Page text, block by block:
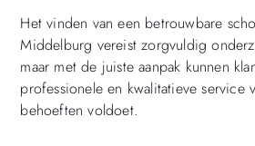
Het vinden van een betrouwbare
Middelburg vereist zorgvuldig
maar met de juiste aanpak kunnen
professionele en kwalitatieve service
behoeften voldoet.